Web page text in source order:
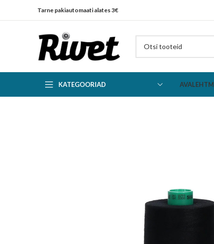
Tarne pakiautomaati alates 3€
KATEGOORIAD AVALEHT